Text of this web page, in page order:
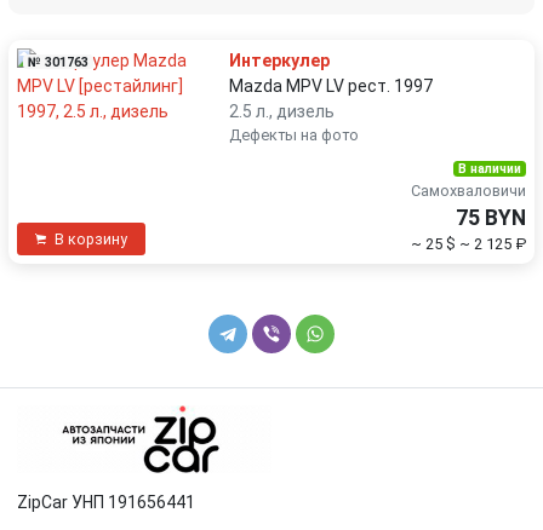
№ 301763
Интеркулер
Mazda MPV LV рест. 1997
2.5 л., дизель
Дефекты на фото
В корзину
В наличии
Самохваловичи
75 BYN
~ 25 $ ~ 2 125 ₽
ZipCar УНП 191656441